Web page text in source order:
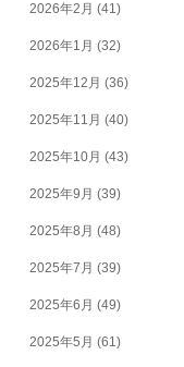
2026年2月 (41)
2026年1月 (32)
2025年12月 (36)
2025年11月 (40)
2025年10月 (43)
2025年9月 (39)
2025年8月 (48)
2025年7月 (39)
2025年6月 (49)
2025年5月 (61)